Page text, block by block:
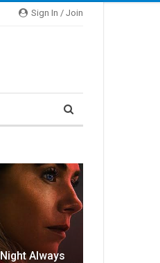
Sign In / Join
Always